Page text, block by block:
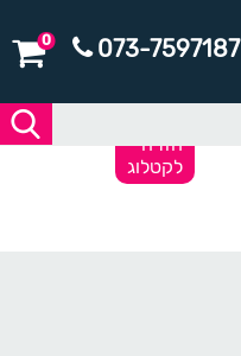
073-7597187
0
חזרה
לקטלוג